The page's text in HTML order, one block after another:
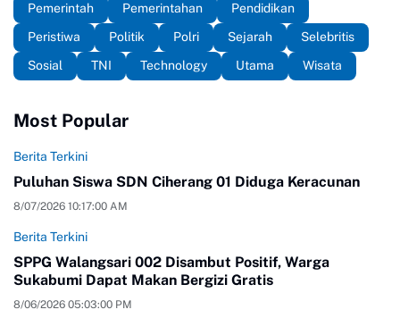
Pemerintah
Pemerintahan
Pendidikan
Peristiwa
Politik Polri Sejarah
Selebritis
Sosial
TNI Technology Utama Wisata
Most Popular
Berita Terkini
Puluhan Siswa SDN Ciherang 01 Diduga Keracunan
8/07/2026 10:17:00 AM
Berita Terkini
SPPG Walangsari 002 Disambut Positif, Warga
Sukabumi Dapat Makan Bergizi Gratis
8/06/2026 05:03:00 PM